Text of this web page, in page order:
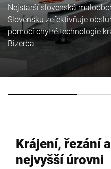
Nejstarší slovenská
Slovensku zefektivňuje
pomocí chytré technologie
Bizerba.
Krájení, řezání
nejvyšší úrovni